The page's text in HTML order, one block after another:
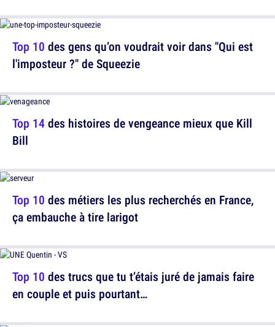
Top 14des histoires de vengeance mieux que Kill
Bill
Top 10 des trucs que tu t’étais juré de jamais faire
en couple et puis pourtant…
Top 10 des gens qu’on voudrait voir dans "Qui est
l'imposteur ?" de Squeezie
Top 10 des métiers les plus recherchés en France,
ça embauche à tire larigot